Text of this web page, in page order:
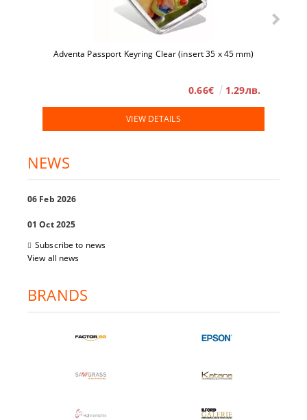
Adventa Passport Keyring Clear (insert 35 x 45 mm)
0.66€ 1.29лв.
VIEW DETAILS
NEWS
06 Feb 2026
01 Oct 2025
Subscribe to news
View all news
BRANDS